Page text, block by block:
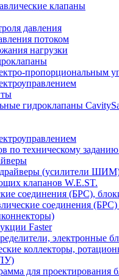
клапаны
давления
потоком
нагрузки
пропорциональным
гидроклапаны
по техническому
драйверы (усилители
клапанов W.E.ST.
соединения (БРС),
соединения (БРС)
Faster
электронные
коллекторы,
для проектирования